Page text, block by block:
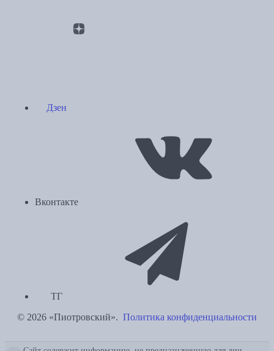
Дзен
Вконтакте
ТГ
© 2026 «Пиотровский». Политика конфиденциальности